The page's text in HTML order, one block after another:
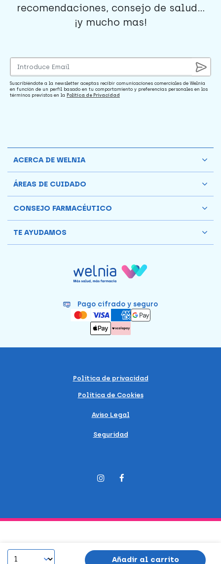
Añadir al carrito
recomendaciones, consejo de salud...
¡y mucho mas!
Suscribiéndote a la newsletter aceptas recibir comunicaciones comerciales de Welnia
en función de un perfil basado en tu comportamiento y preferencias personales en los
términos previstos en la Política de Privacidad
Pago cifrado y seguro
ACERCA DE WELNIA
ÁREAS DE CUIDADO
CONSEJO FARMACÉUTICO
TE AYUDAMOS
Política de privacidad
Política de Cookies
Aviso Legal
Seguridad